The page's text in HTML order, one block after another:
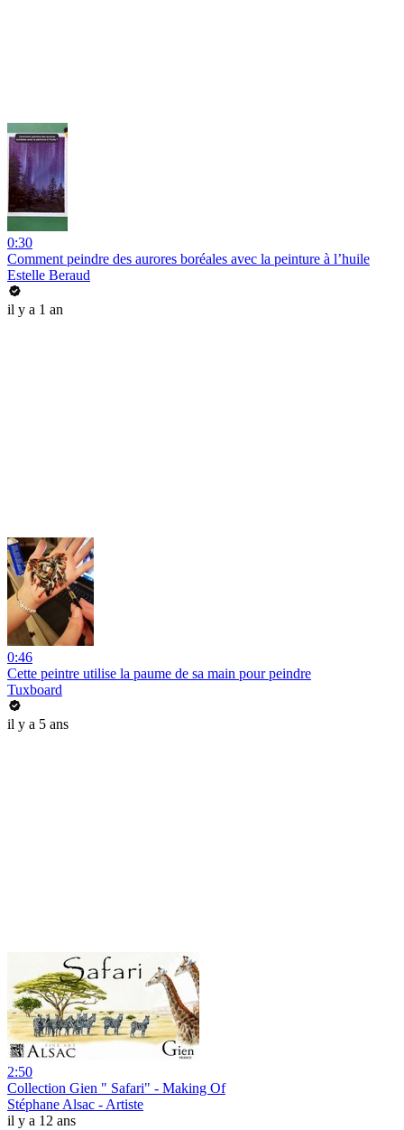
0:30
Comment peindre des aurores boréales avec la peinture à l’huile
Estelle Beraud
il y a 1 an
0:46
Cette peintre utilise la paume de sa main pour peindre
Tuxboard
il y a 5 ans
2:50
Collection Gien " Safari" - Making Of
Stéphane Alsac - Artiste
il y a 12 ans